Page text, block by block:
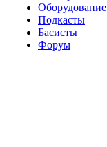
Оборудование
Подкасты
Басисты
Форум